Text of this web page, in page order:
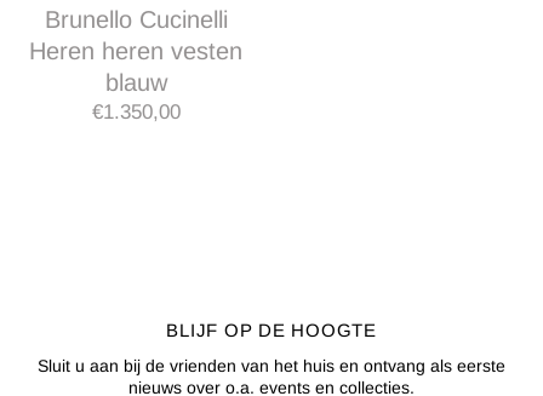
Brunello Cucinelli
Heren heren vesten
blauw
€1.350,00
BLIJF OP DE HOOGTE
Sluit u aan bij de vrienden van het huis en ontvang als eerste
nieuws over o.a. events en collecties.